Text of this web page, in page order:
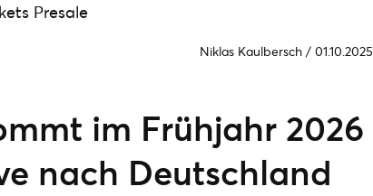
Niklas Kaulbersch / 01.10.2025
im Frühjahr 2026
nach Deutschland